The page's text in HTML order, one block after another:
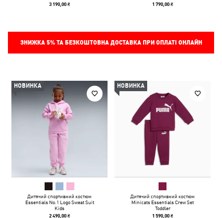
3 190,00 ₴ 1 790,00 ₴
ЗНИЖКА 5%ТА БЕЗКОШТОВНА ДОСТАВКА ПРИ ОПЛАТІ ОНЛАЙН
НОВИНКА
Дитячий спортивний костюм
Essentials No.1 Logo Sweat Suit
Kids
2 490,00 ₴
НОВИНКА
Дитячий спортивний костюм
Minicats Essentials Crew Set
Toddler
1 590,00 ₴